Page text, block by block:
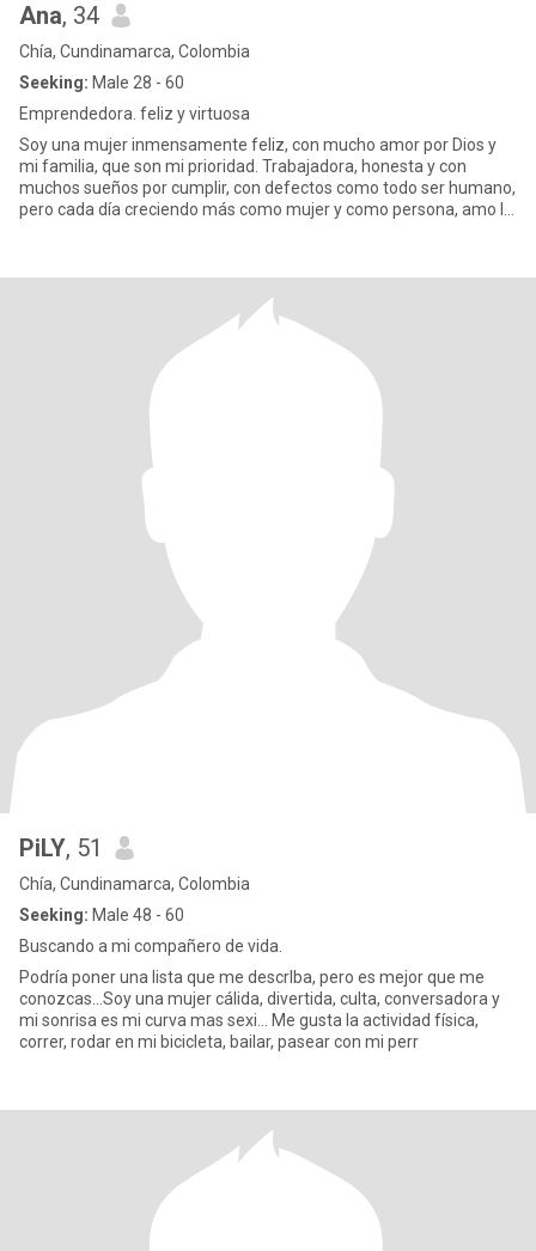
Ana, 34
Chía, Cundinamarca, Colombia
Seeking: Male 28 - 60
Emprendedora. feliz y virtuosa
Soy una mujer inmensamente feliz, con mucho amor por Dios y
mi familia, que son mi prioridad. Trabajadora, honesta y con
muchos sueños por cumplir, con defectos como todo ser humano,
pero cada día creciendo más como mujer y como persona, amo la
PiLY, 51
Chía, Cundinamarca, Colombia
Seeking: Male 48 - 60
Buscando a mi compañero de vida.
Podría poner una lista que me descrIba, pero es mejor que me
conozcas...Soy una mujer cálida, divertida, culta, conversadora y
mi sonrisa es mi curva mas sexi... Me gusta la actividad física,
correr, rodar en mi bicicleta, bailar, pasear con mi perr